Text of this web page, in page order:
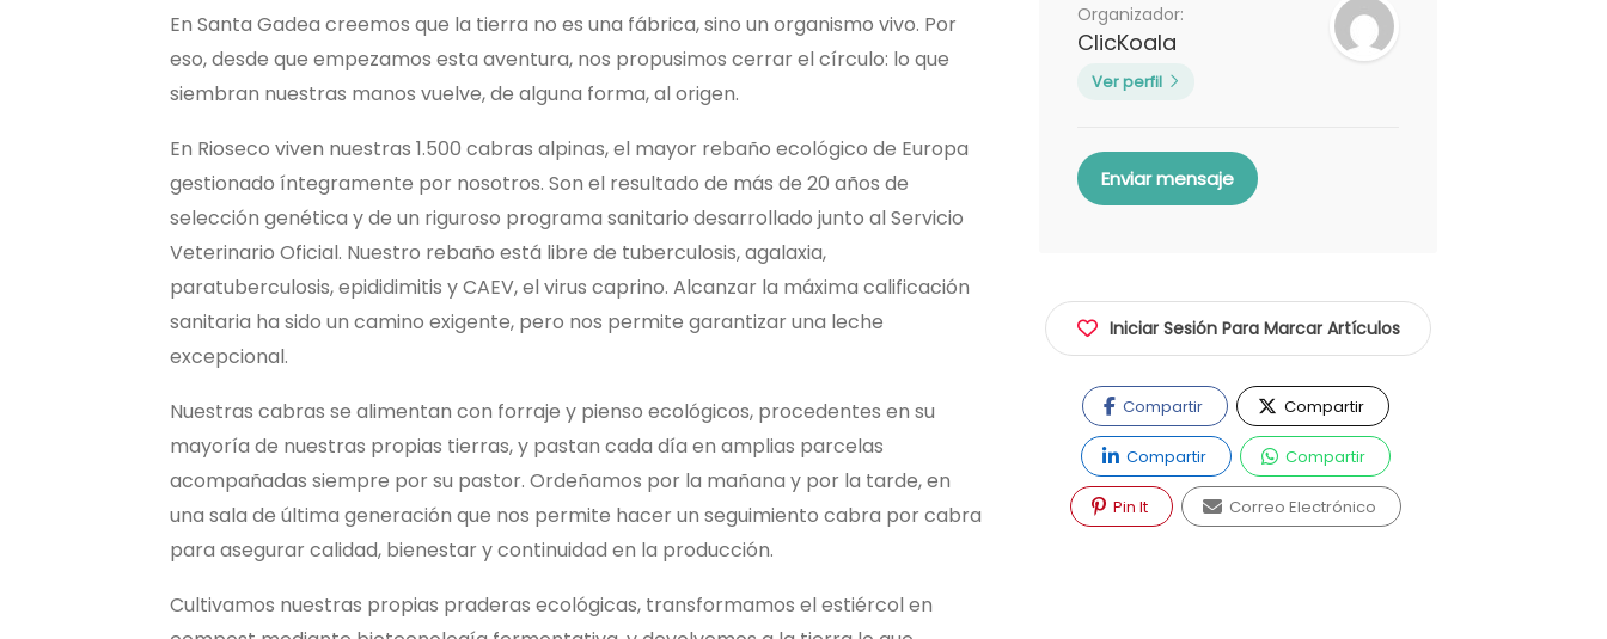
En Santa Gadea creemos que la tierra no es una fábrica, sino un organismo vivo. Por
eso, desde que empezamos esta aventura, nos propusimos cerrar el círculo: lo que
siembran nuestras manos vuelve, de alguna forma, al origen.
En Rioseco viven nuestras 1.500 cabras alpinas, el mayor rebaño ecológico de Europa
gestionado íntegramente por nosotros. Son el resultado de más de 20 años de
selección genética y de un riguroso programa sanitario desarrollado junto al Servicio
Veterinario Oficial. Nuestro rebaño está libre de tuberculosis, agalaxia,
paratuberculosis, epididimitis y CAEV, el virus caprino. Alcanzar la máxima calificación
sanitaria ha sido un camino exigente, pero nos permite garantizar una leche
excepcional.
Nuestras cabras se alimentan con forraje y pienso ecológicos, procedentes en su
mayoría de nuestras propias tierras, y pastan cada día en amplias parcelas
acompañadas siempre por su pastor. Ordeñamos por la mañana y por la tarde, en
una sala de última generación que nos permite hacer un seguimiento cabra por cabra
para asegurar calidad, bienestar y continuidad en la producción.
Cultivamos nuestras propias praderas ecológicas, transformamos el estiércol en
Organizador:
ClicKoala
Ver perfil
Enviar mensaje
Iniciar Sesión Para Marcar Artículos
Compartir Compartir
Compartir Compartir
Pin It Correo Electrónico